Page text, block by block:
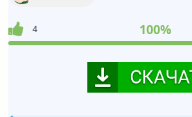
4 100%